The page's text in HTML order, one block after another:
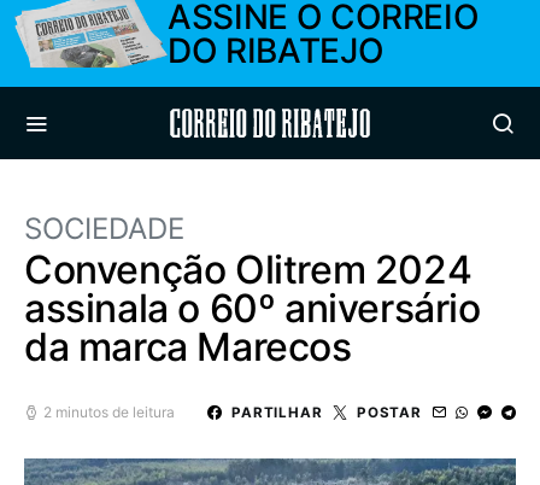
ASSINE O CORREIO
DO RIBATEJO
Correio do Ribatejo
SOCIEDADE
Convenção Olitrem 2024
assinala o 60º aniversário
da marca Marecos
2 minutos de leitura PARTILHAR POSTAR